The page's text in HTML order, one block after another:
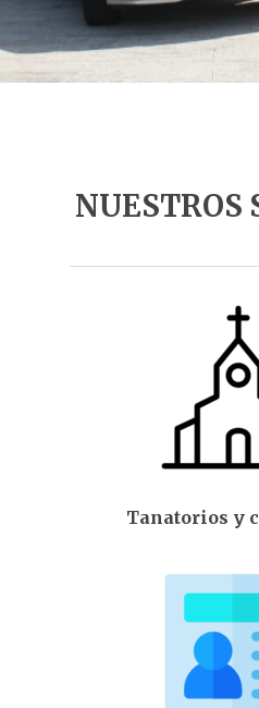
NUESTROS
Tanatorios y